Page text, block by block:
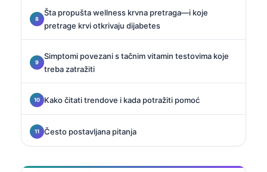
Šta propušta wellness krvna pretraga—i koje
pretrage krvi otkrivaju dijabetes
Simptomi povezani s tačnim vitamin testovima koje
treba zatražiti
Kako čitati trendove i kada potražiti pomoć
Često postavljana pitanja